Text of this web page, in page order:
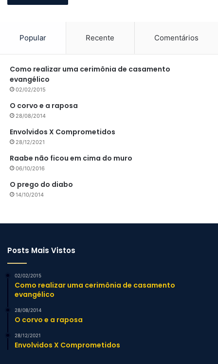
Popular Recente Comentários
Como realizar uma cerimônia de casamento
evangélico
02/02/2015
O corvo e a raposa
28/08/2014
Envolvidos X Comprometidos
28/12/2021
Raabe não ficou em cima do muro
06/10/2016
O prego do diabo
14/10/2014
Posts Mais Vistos
02/02/2015
Como realizar uma cerimônia de casamento
evangélico
28/08/2014
O corvo e a raposa
28/12/2021
Envolvidos X Comprometidos